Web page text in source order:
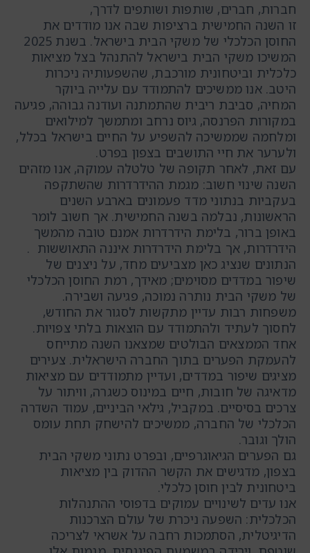
חברות, חברים, שותפות ושותפים לדרך,
זו השנה החמישית ברציפות שבה אנו מודדים את
החוסן הכלכלי של משקי הבית בישראל. בשנת 2025
המשיכו משקי הבית בישראל להתנהל בצל מציאות
כלכלית וביטחונית מורכבת, שהשפעותיה ניכרות
היטב. אנו ממשיכים להתמודד עם עלייה ביוקר
המחיה, סביבת ריבית שהתמתנה ועודנה גבוהה, פגיעה
במקורות הפרנסה, גיוס נרחב ומתמשך למילואים
ומלחמה שממשיכה להשפיע על החיים בישראל בכלל,
ולערער את חיי התושבים בצפון בפרט.
עם זאת, לאחר תקופה של טלטלה עמוקה, אנו מזהים
השנה שינוי חשוב: מגמת ההידרדרות שהשתקפה
בעקביות בנתוני מדד פעמונים בארבע השנים
הראשונות, נבלמה בשנה החמישית. אך חשוב לומר
באופן ברור, בלימת הידרדרות אמנם טובה מהמשך
הידרדרות, אך בלימת הידרדרות איננה התאוששות .
הנתונים שנציג כאן מצביעים מחד, על ניצנים של
שיפור במדדים מסוימים; מאידך, רמת החוסן הכלכלי
של משקי הבית נותרה נמוכה, פגיעה ושבירה.
משפחות רבות עדיין מתקשות לסגור את החודש,
לחסוך לעתיד ולהתמודד עם הוצאות בלתי צפויות.
אחד הממצאים הבולטים שמצאנו השנה מתייחס
להעמקת הפערים בתוך החברה הישראלית. צעירים
מציגים שיפור במדדים, ועדיין מתמודדים עם מציאות
מדאיגה של חובות, חיים במינוס כשגרה, וויתור על
צרכים בסיסיים. במקביל, גילאי הביניים, עמוד השדרה
הכלכלי של החברה, ממשיכים להישחק תחת עומס
הולך וגובר.
גם הפערים הגיאוגרפיים, ובפרט נתוני משקי הבית
בצפון, מדגישים את הקשר ההדוק בין מציאות
ביטחונית לבין חוסן כלכלי.
אנו עדים לשינויים עמוקים בדפוסי ההתנהלות
הכלכלית: השפעה ניכרת של עולם הצרכנות
הדיגיטלית, הסתמכות רחבה על אשראי לצריכה